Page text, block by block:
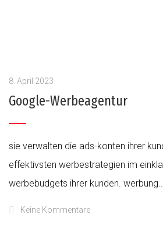
8. April 2023
Google-Werbeagentur
sie verwalten die ads-konten ihrer
effektivsten werbestrategien im
werbebudgets ihrer kunden.
Keine Kommentare